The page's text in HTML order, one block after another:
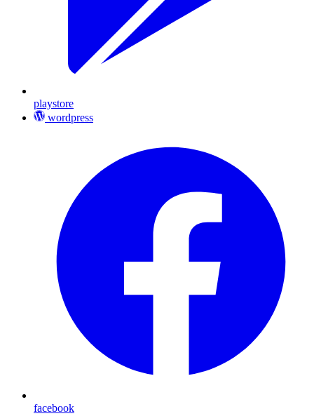
playstore
wordpress
facebook